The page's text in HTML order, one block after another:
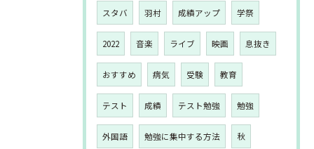
スタバ 羽村 成績アップ 学祭
2022 音楽 ライブ 映画 息抜き
おすすめ 病気 受験 教育
テスト 成績 テスト勉強 勉強
外国語 勉強に集中する方法 秋